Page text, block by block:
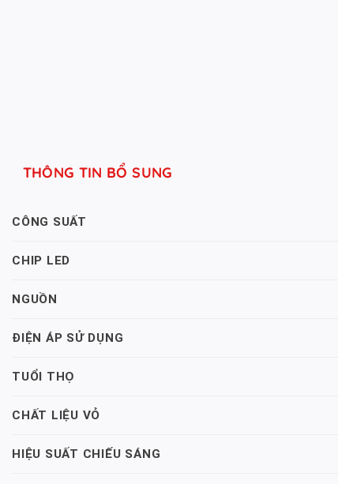
THÔNG TIN BỔ SUNG
CÔNG SUẤT
CHIP LED
NGUỒN
ĐIỆN ÁP SỬ DỤNG
TUỔI THỌ
CHẤT LIỆU VỎ
HIỆU SUẤT CHIẾU SÁNG